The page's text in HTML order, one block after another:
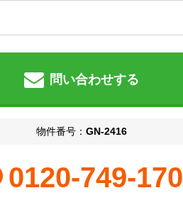
問い合わせする
物件番号： GN-2416
0120-749-170